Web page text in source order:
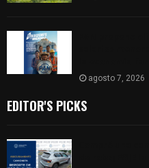
agosto 7, 2026
EDITOR'S PICKS